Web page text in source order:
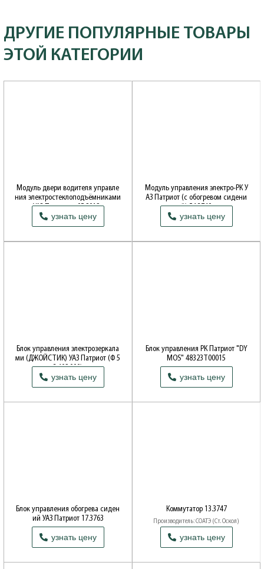
ДРУГИЕ ПОПУЛЯРНЫЕ ТОВАРЫ
ЭТОЙ КАТЕГОРИИ
Модуль двери водителя управле
ния электростеклоподъёмниками
УАЗ Патриот с 05.2012г.
Производитель: ЭЛКАР НПП (Москва)
узнать цену
Модуль управления электро-РК У
АЗ Патриот (с обогревом сидени
й) 56.3769
Производитель: АВАР (Псков)
узнать цену
Блок управления электрозеркала
ми (ДЖОЙСТИК) УАЗ Патриот (Ф 5
3.602.000)
Производитель: ОАО УАЗ
узнать цену
Блок управления РК Патриот "DY
MOS" 48323Т00015
узнать цену
Блок управления обогрева сиден
ий УАЗ Патриот 17.3763
узнать цену
Коммутатор 13.3747
Производитель: СОАТЭ (Ст. Оскол)
узнать цену